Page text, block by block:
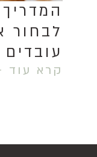
לבחור
עובדים
קרא עוד